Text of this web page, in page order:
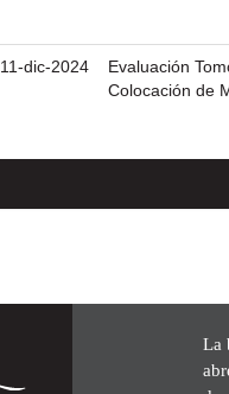
11-dic-2024
Evaluación
Colocación de
La